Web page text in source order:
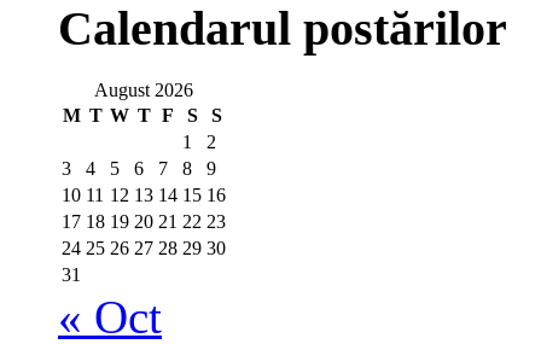
Calendarul postărilor
August 2026
M T W T F S
S
1
2
3
4 5 6 7 8
9
10 11 12 13 14 15 16
17 18 19 20 21 22 23
24 25 26 27 28 29 30
31
« Oct